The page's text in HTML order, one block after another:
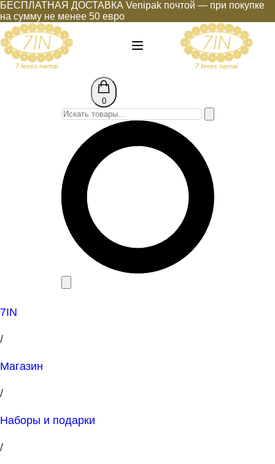
БЕСПЛАТНАЯ ДОСТАВКА Venipak почтой — при покупке
на сумму не менее 50 евро
0
7IN
/
Магазин
/
Наборы и подарки
/